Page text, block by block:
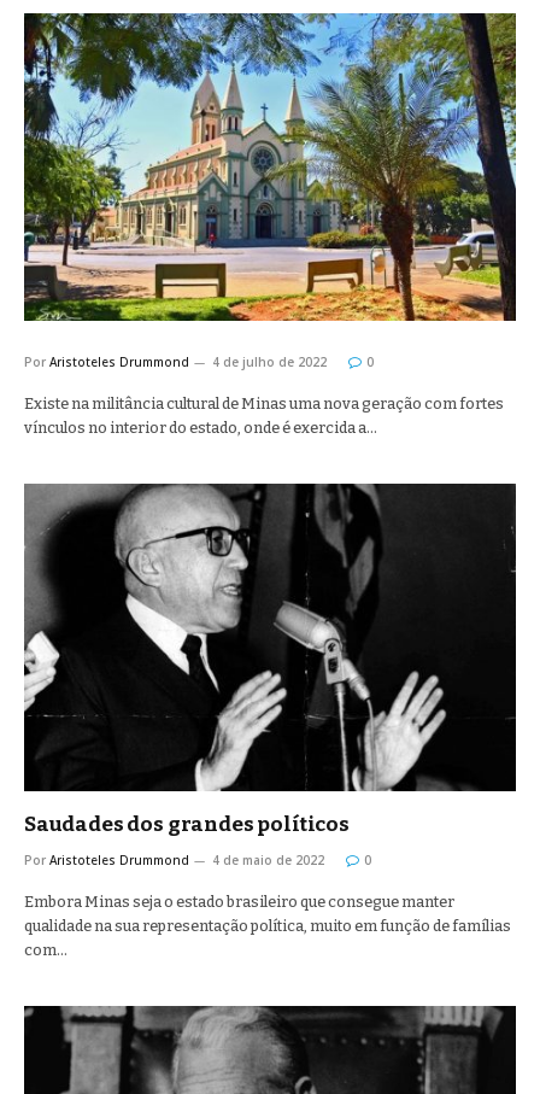
Por Aristoteles Drummond 4 de julho de 2022 0
Existe na militância cultural de Minas uma nova geração com fortes
vínculos no interior do estado, onde é exercida a…
Saudades dos grandes políticos
Por Aristoteles Drummond 4 de maio de 2022 0
Embora Minas seja o estado brasileiro que consegue manter
qualidade na sua representação política, muito em função de famílias
com…